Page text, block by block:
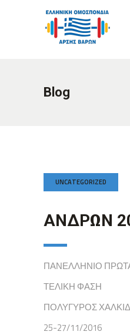
Blog
UNCATEGORIZED
ΑΝΔΡΩΝ
ΠΑΝΕΛΛΗΝΙΟ
ΤΕΛΙΚΗ ΦΑΣΗ
ΠΟΛΥΓΥΡΟΣ
25-27/11/2016